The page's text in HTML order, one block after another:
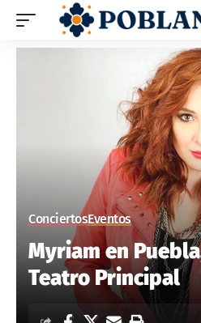
ConciertosEventos
Myriam en
Teatro Principal